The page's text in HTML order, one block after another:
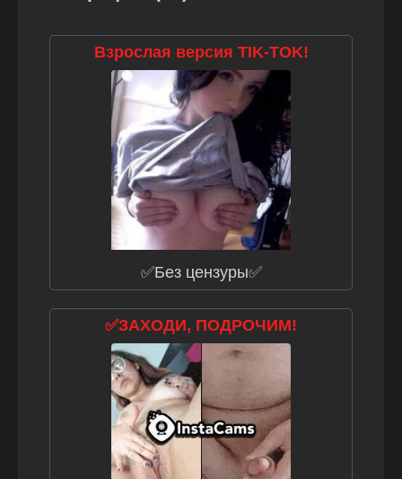
Взрослая версия TIK-TOK!
✅Без цензуры✅
✅ЗАХОДИ, ПОДРОЧИМ!